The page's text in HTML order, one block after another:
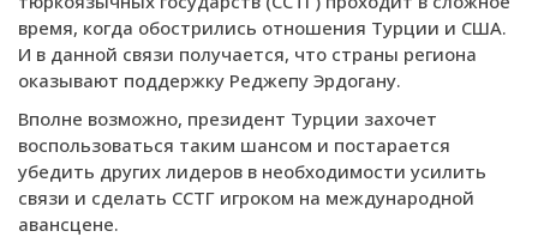
время, когда обострились отношения Турции и США.
И в данной связи получается, что страны региона
оказывают поддержку Реджепу Эрдогану.
Вполне возможно, президент Турции захочет
воспользоваться таким шансом и постарается
убедить других лидеров в необходимости усилить
связи и сделать ССТГ игроком на международной
авансцене.